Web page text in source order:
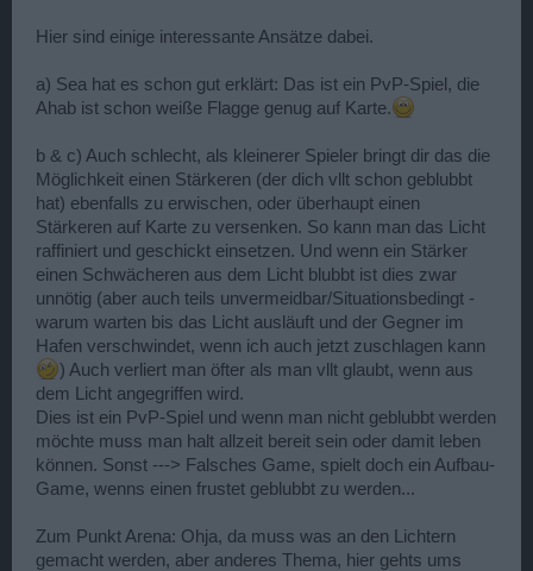
Hier sind einige interessante Ansätze dabei.
a) Sea hat es schon gut erklärt: Das ist ein PvP-Spiel, die
Ahab ist schon weiße Flagge genug auf Karte.
b & c) Auch schlecht, als kleinerer Spieler bringt dir das die
Möglichkeit einen Stärkeren (der dich vllt schon geblubbt
hat) ebenfalls zu erwischen, oder überhaupt einen
Stärkeren auf Karte zu versenken. So kann man das Licht
raffiniert und geschickt einsetzen. Und wenn ein Stärker
einen Schwächeren aus dem Licht blubbt ist dies zwar
unnötig (aber auch teils unvermeidbar/Situationsbedingt -
warum warten bis das Licht ausläuft und der Gegner im
Hafen verschwindet, wenn ich auch jetzt zuschlagen kann
) Auch verliert man öfter als man vllt glaubt, wenn aus
dem Licht angegriffen wird.
Dies ist ein PvP-Spiel und wenn man nicht geblubbt werden
möchte muss man halt allzeit bereit sein oder damit leben
können. Sonst ---> Falsches Game, spielt doch ein Aufbau-
Game, wenns einen frustet geblubbt zu werden...
Zum Punkt Arena: Ohja, da muss was an den Lichtern
gemacht werden, aber anderes Thema, hier gehts ums